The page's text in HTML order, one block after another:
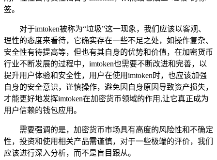
签。
对于imtoken被称为“垃圾”这一现象，我们应该以客观、
理性的态度来看待，它确实存在一些不足之处，如操作复杂、
安全性有待提高等，但也有其自身的优势和价值，在加密货币
行业不断发展的过程中，imtoken也需要不断改进和完善，以
提升用户体验和安全性，用户在使用imtoken时，也应该加强
自身的安全意识，谨慎操作，避免因自身原因导致资产损失，
才能更好地发挥imtoken在加密货币领域的作用,让它真正成为
用户信赖的钱包应用。
需要强调的是，加密货币市场具有高度的风险性和不确定
性，投资和使用相关产品需谨慎，对于一些极端的评价，我们
应该进行深入分析，而不是盲目跟从。